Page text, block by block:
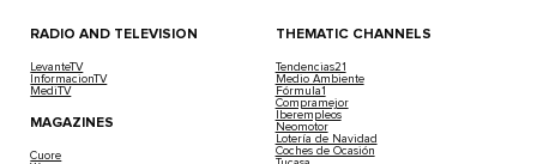
RADIO AND TELEVISION
LevanteTV
InformacionTV
MediTV
MAGAZINES
Cuore
THEMATIC CHANNELS
Tendencias21
Medio Ambiente
Fórmula1
Compramejor
Iberempleos
Neomotor
Lotería de Navidad
Coches de Ocasión